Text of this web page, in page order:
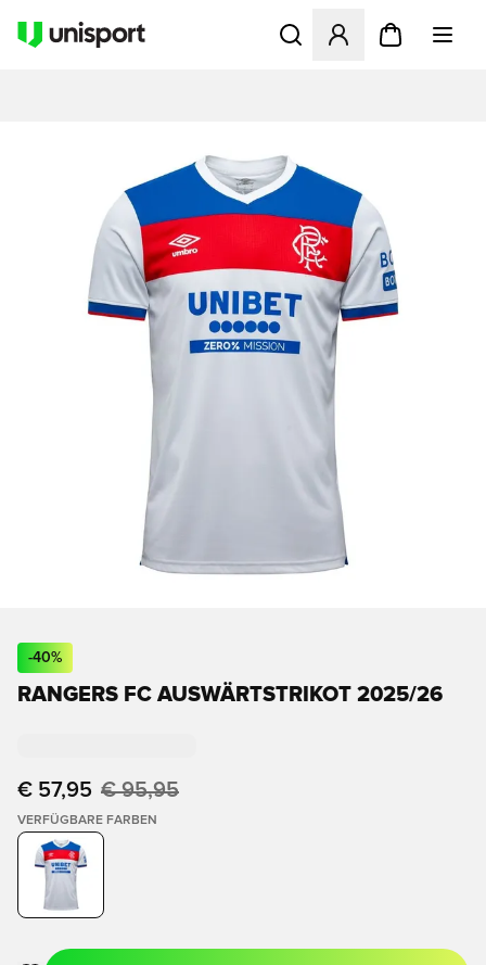
Öffnet ein Fenster zum
-40%
RANGERS FC AUSWÄRTSTRIKOT 2025/26
€ 57,95 € 95,95
VERFÜGBARE FARBEN